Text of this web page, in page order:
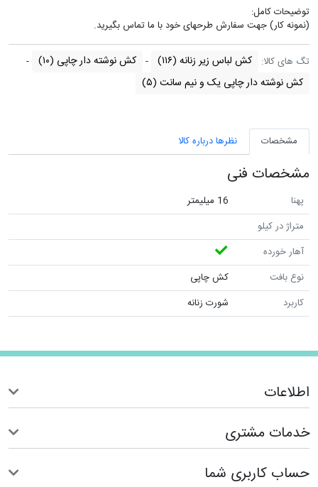
توضیحات کامل:
(نمونه کار) جهت سفارش طرحهای خود با ما تماس بگیرید.
تگ های کالا: کش لباس زیر زنانه (۱۱۶) کش نوشته دار چاپی (۱۰)
کش نوشته دار چاپی یک و نیم سانت (۵)
مشخصات نظرها درباره کالا
مشخصات فنی
پهنا
16 میلیمتر
متراژ در کیلو
آهار خورده
نوع بافت
کش چاپی
کاربرد
شورت زنانه
اطلاعات
خدمات مشتری
حساب کاربری شما